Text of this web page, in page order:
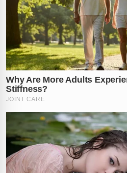
a cuidados básicos de higiene
sobrevivendo de forma
algoz mantinha o controle total
recursos financeiros.
O desdobramento mais
apontou para um crime de
um homem de 52 anos
local. Com ele, os policiais
8,5 mil
pertencentes à idosa.
ser integralmente destinado à
medicamentos, alimentação
mãe, era retido indevidamente